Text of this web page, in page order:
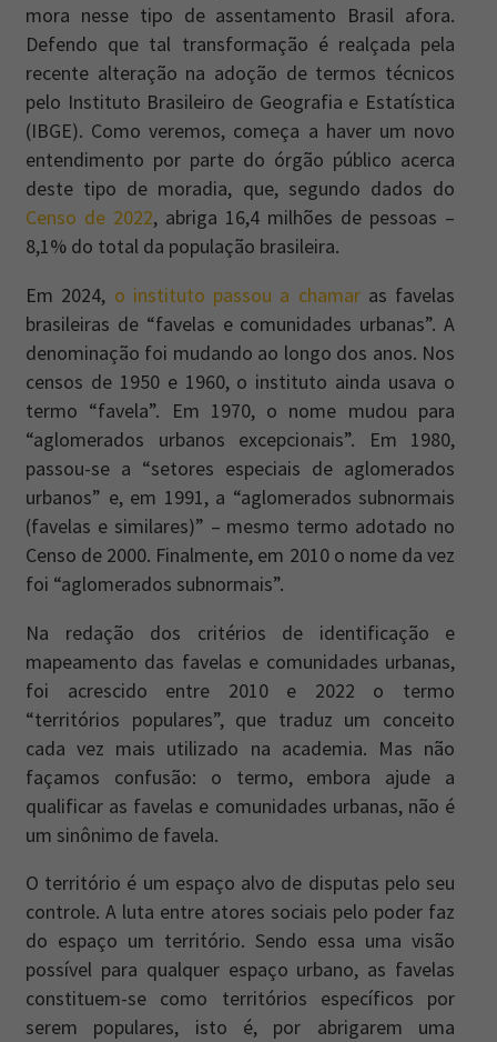
mora nesse tipo de assentamento Brasil afora.
Defendo que tal transformação é realçada pela
recente alteração na adoção de termos técnicos
pelo Instituto Brasileiro de Geografia e Estatística
(IBGE). Como veremos, começa a haver um novo
entendimento por parte do órgão público acerca
deste tipo de moradia, que, segundo dados do
Censo de 2022, abriga 16,4 milhões de pessoas –
8,1% do total da população brasileira.
Em 2024, o instituto passou a chamaras favelas
brasileiras de “favelas e comunidades urbanas”. A
denominação foi mudando ao longo dos anos. Nos
censos de 1950 e 1960, o instituto ainda usava o
termo “favela”. Em 1970, o nome mudou para
“aglomerados urbanos excepcionais”. Em 1980,
passou-se a “setores especiais de aglomerados
urbanos” e, em 1991, a “aglomerados subnormais
(favelas e similares)” – mesmo termo adotado no
Censo de 2000. Finalmente, em 2010 o nome da vez
foi “aglomerados subnormais”.
Na redação dos critérios de identificação e
mapeamento das favelas e comunidades urbanas,
foi acrescido entre 2010 e 2022 o termo
“territórios populares”, que traduz um conceito
cada vez mais utilizado na academia. Mas não
façamos confusão: o termo, embora ajude a
qualificar as favelas e comunidades urbanas, não é
um sinônimo de favela.
O território é um espaço alvo de disputas pelo seu
controle. A luta entre atores sociais pelo poder faz
do espaço um território. Sendo essa uma visão
possível para qualquer espaço urbano, as favelas
constituem-se como territórios específicos por
serem populares, isto é, por abrigarem uma